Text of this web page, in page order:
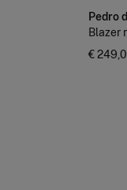
Pedro
Blazer
€